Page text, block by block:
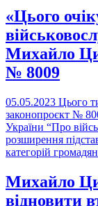
«Цього
Михайло
№ 8009
05.05.2023 Цього
законопроєкт №
України “Про
розширення
категорій
Михайло
відновити